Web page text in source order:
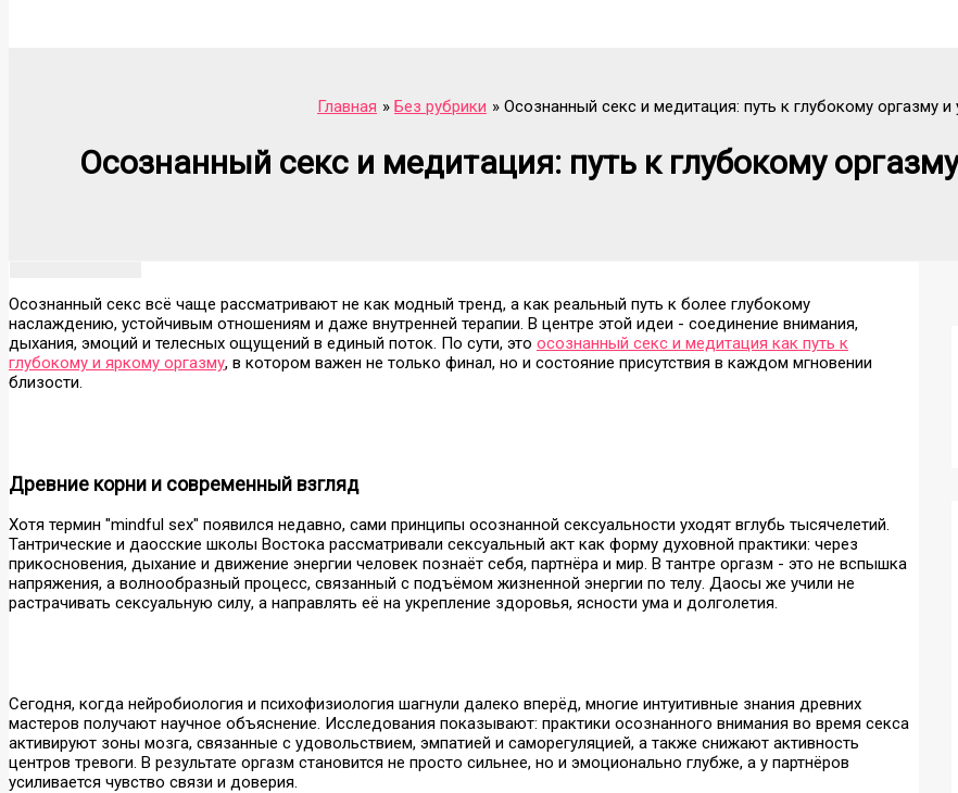
Главная Без рубрики Осознанный секс и медитация: путь к глубокому оргазму
Осознанный секс и медитация: путь к глубокому
Осознанный секс всё чаще рассматривают не как модный тренд, а как реальный путь к более глубокому
наслаждению, устойчивым отношениям и даже внутренней терапии. В центре этой идеи - соединение внимания,
дыхания, эмоций и телесных ощущений в единый поток. По сути, это осознанный секс и медитация как путь к
глубокому и яркому оргазму, в котором важен не только финал, но и состояние присутствия в каждом мгновении
близости.
Древние корни и современный взгляд
Хотя термин "mindful sex" появился недавно, сами принципы осознанной сексуальности уходят вглубь тысячелетий.
Тантрические и даосские школы Востока рассматривали сексуальный акт как форму духовной практики: через
прикосновения, дыхание и движение энергии человек познаёт себя, партнёра и мир. В тантре оргазм - это не вспышка
напряжения, а волнообразный процесс, связанный с подъёмом жизненной энергии по телу. Даосы же учили не
растрачивать сексуальную силу, а направлять её на укрепление здоровья, ясности ума и долголетия.
Сегодня, когда нейробиология и психофизиология шагнули далеко вперёд, многие интуитивные знания древних
мастеров получают научное объяснение. Исследования показывают: практики осознанного внимания во время секса
активируют зоны мозга, связанные с удовольствием, эмпатией и саморегуляцией, а также снижают активность
центров тревоги. В результате оргазм становится не просто сильнее, но и эмоционально глубже, а у партнёров
усиливается чувство связи и доверия.